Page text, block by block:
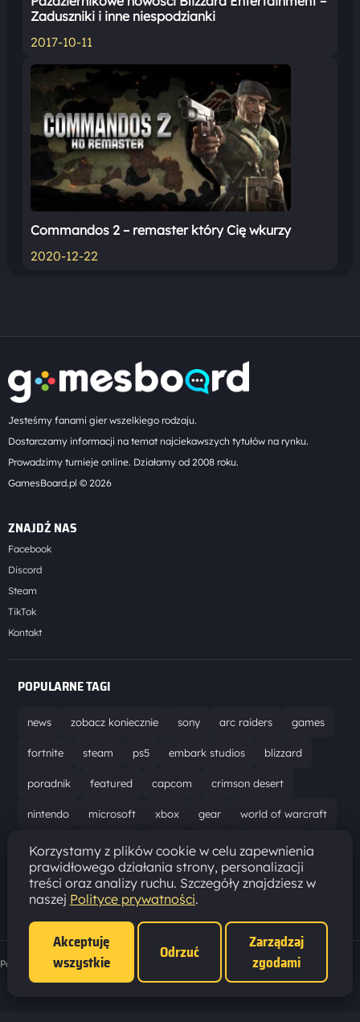
Zaduszniki i inne niespodzianki
2017-10-11
Commandos 2 – remaster który Cię wkurzy
2020-12-22
Jesteśmy fanami gier wszelkiego rodzaju.
Dostarczamy informacji na temat najciekawszych tytułów na rynku.
Prowadzimy turnieje online. Działamy od 2008 roku.
GamesBoard.pl © 2026
ZNAJDŹ NAS
Facebook
Discord
Steam
TikTok
Kontakt
POPULARNE TAGI
news zobacz koniecznie sony arc raiders games
fortnite steam ps5 embark studios blizzard
poradnik featured capcom crimson desert
nintendo microsoft xbox gear world of warcraft
solucja marathon ubisoft bungie recenzja
resident evil requiem gaming aktualizacja pc
epic games hytale
Polityka prywatności ·
Korzystamy z plików cookie w celu zapewnienia
prawidłowego działania strony, personalizacji
treści oraz analizy ruchu. Szczegóły znajdziesz w
naszej Polityce prywatności.
Akceptuję
wszystkie
Odrzuć
Zarządzaj
zgodami